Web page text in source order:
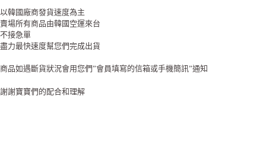
以韓國廠商發貨速度為主
賣場所有商品由韓國空運來台
不接急單
盡力最快速度幫您們完成出貨
商品如遇斷貨狀況會用您們”會員填寫的信箱或手機簡訊”通知
謝謝寶寶們的配合和理解